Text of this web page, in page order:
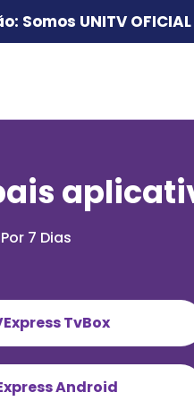
Somos UNITV
7 Dias
TvBox
Android